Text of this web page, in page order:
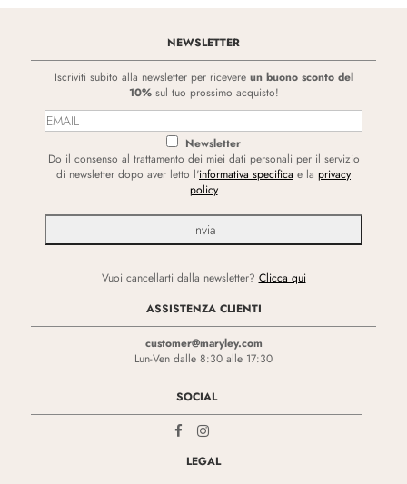
NEWSLETTER
Iscriviti subito alla newsletter per ricevere un buono sconto del
10%sul tuo prossimo acquisto!
Newsletter
Do il consenso al trattamento dei miei dati personali per il servizio
di newsletter dopo aver letto l'informativa specifica e la privacy
policy
Vuoi cancellarti dalla newsletter? Clicca qui
ASSISTENZA CLIENTI
customer@maryley.com
Lun-Ven dalle 8:30 alle 17:30
SOCIAL
LEGAL